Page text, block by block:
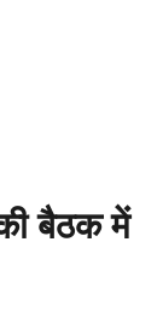
बैठक में